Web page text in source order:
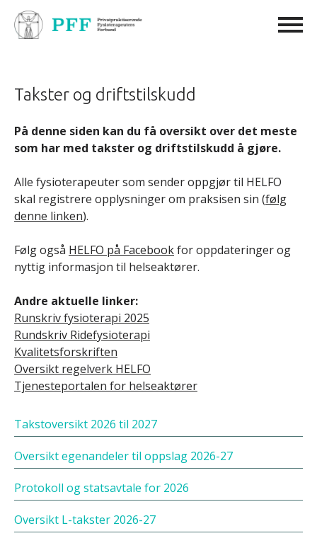
Takster og driftstilskudd
På denne siden kan du få oversikt over det meste
som har med takster og driftstilskudd å gjøre.
Alle fysioterapeuter som sender oppgjør til HELFO
skal registrere opplysninger om praksisen sin (følg
denne linken).
Følg også HELFO på Facebookfor oppdateringer og
nyttig informasjon til helseaktører.
Andre aktuelle linker:
Runskriv fysioterapi 2025
Rundskriv Ridefysioterapi
Kvalitetsforskriften
Oversikt regelverk HELFO
Tjenesteportalen for helseaktører
Takstoversikt 2026 til 2027
Oversikt egenandeler til oppslag 2026-27
Protokoll og statsavtale for 2026
Oversikt L-takster 2026-27